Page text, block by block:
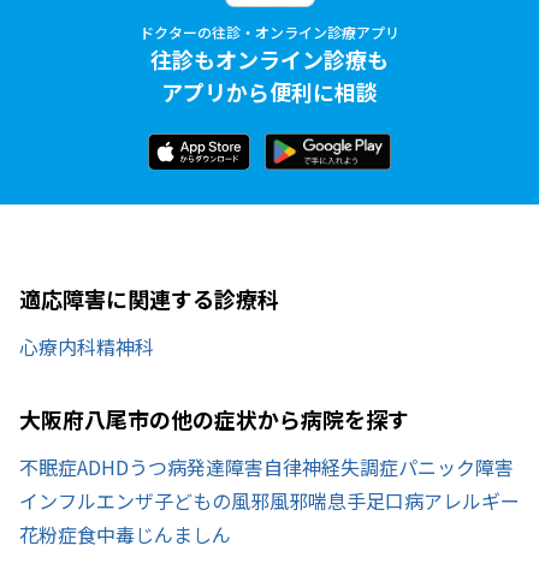
ドクターの往診・オンライン診療アプリ
往診もオンライン診療も
アプリから便利に相談
適応障害に関連する診療科
心療内科精神科
大阪府八尾市の他の症状から病院を探す
不眠症ADHDうつ病発達障害自律神経失調症パニック障害
インフルエンザ子どもの風邪風邪喘息手足口病アレルギー
花粉症食中毒じんましん